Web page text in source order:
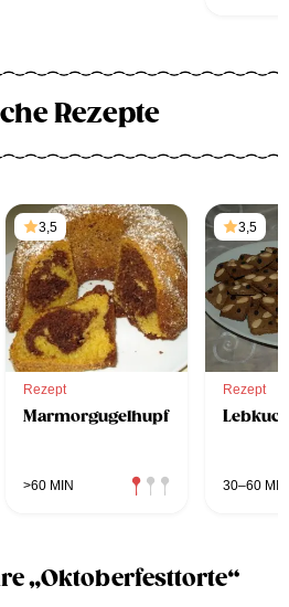
Rezepte
3,5
Rezept
Marmorgugelhupf
>60 MIN
3,5
Rezept
30–60 MIN
„Oktoberfesttorte“